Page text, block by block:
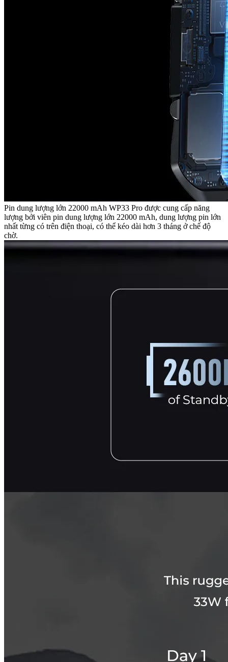
Pin dung lượng lớn 22000 mAh WP33 Pro được cung cấp năng
lượng bởi viên pin dung lượng lớn 22000 mAh, dung lượng pin lớn
nhất từng có trên điện thoại, có thể kéo dài hơn 3 tháng ở chế độ
chờ.